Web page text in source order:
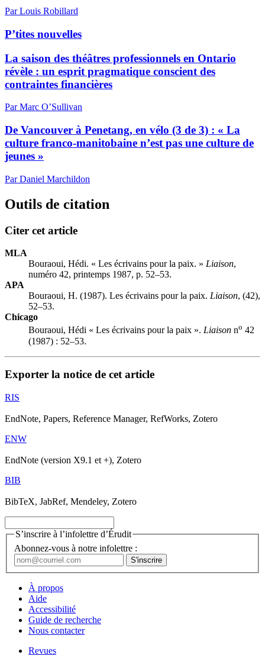
Par Louis Robillard
P’tites nouvelles
La saison des théâtres professionnels en Ontario
révèle : un esprit pragmatique conscient des
contraintes financières
Par Marc O’Sullivan
De Vancouver à Penetang, en vélo (3 de 3) : « La
culture franco-manitobaine n’est pas une culture de
jeunes »
Par Daniel Marchildon
Outils de citation
Citer cet article
MLA
Bouraoui, Hédi. « Les écrivains pour la paix. » Liaison,
numéro 42, printemps 1987, p. 52–53.
APA
Bouraoui, H. (1987). Les écrivains pour la paix. Liaison, (42),
52–53.
Chicago
Bouraoui, Hédi « Les écrivains pour la paix ». Liaison no 42
(1987) : 52–53.
Exporter la notice de cet article
RIS
EndNote, Papers, Reference Manager, RefWorks, Zotero
ENW
EndNote (version X9.1 et +), Zotero
BIB
BibTeX, JabRef, Mendeley, Zotero
S’inscrire à l’infolettre d’Érudit
Abonnez-vous à notre infolettre :
À propos
Aide
Accessibilité
Guide de recherche
Nous contacter
Revues